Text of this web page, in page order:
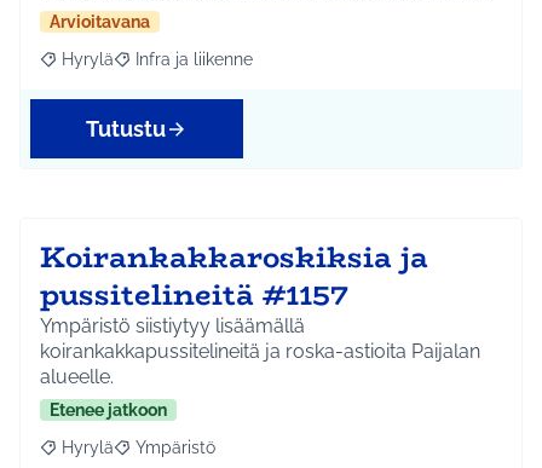
Arvioitavana
Rajaa tulokset aihepiirin mukaan: Hyrylä
Hyrylä Rajaa tulokset teeman mukaan: Infra ja liikenne
Infra ja liikenne
Tutustu
Koirankakkaroskiksia ja
pussitelineitä #1157
Ympäristö siistiytyy lisäämällä
koirankakkapussitelineitä ja roska-astioita Paijalan
alueelle.
Etenee jatkoon
Rajaa tulokset aihepiirin mukaan: Hyrylä
Hyrylä Rajaa tulokset teeman mukaan: Ympäristö
Ympäristö